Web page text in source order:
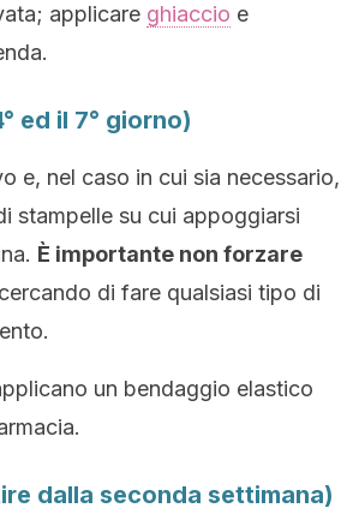
applicare ghiaccio e
ed il 7° giorno)
e, nel caso in cui sia necessario,
stampelle su cui appoggiarsi
È importante non forzare
cercando di fare qualsiasi tipo di
un bendaggio elastico
dalla seconda settimana)